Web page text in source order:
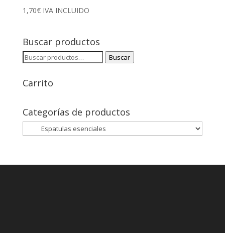
1,70€ IVA INCLUIDO
Buscar productos
Buscar
Buscar
Carrito
Categorías de productos